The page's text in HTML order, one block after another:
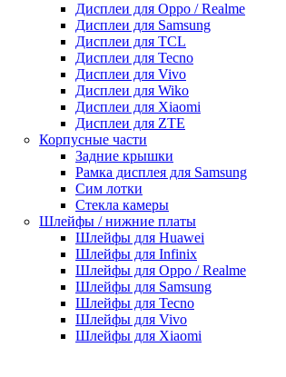
Дисплеи для Oppo / Realme
Дисплеи для Samsung
Дисплеи для TCL
Дисплеи для Tecno
Дисплеи для Vivo
Дисплеи для Wiko
Дисплеи для Xiaomi
Дисплеи для ZTE
Корпусные части
Задние крышки
Рамка дисплея для Samsung
Сим лотки
Стекла камеры
Шлейфы / нижние платы
Шлейфы для Huawei
Шлейфы для Infinix
Шлейфы для Oppo / Realme
Шлейфы для Samsung
Шлейфы для Tecno
Шлейфы для Vivo
Шлейфы для Xiaomi